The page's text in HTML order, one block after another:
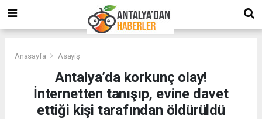
Anasayfa Asayiş
Antalya’da korkunç olay!
İnternetten tanışıp, evine davet
ettiği kişi tarafından öldürüldü